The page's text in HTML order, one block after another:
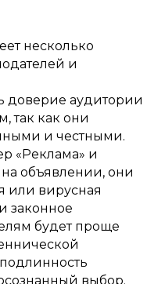
несколько
и
доверие аудитории
так как они
и честными.
«Реклама» и
объявлении, они
или вирусная
законное
будет проще
выбор.